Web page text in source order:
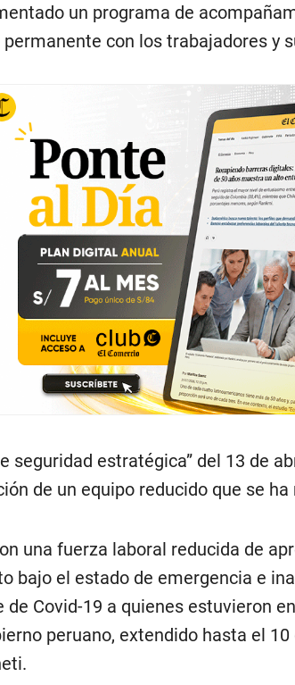
un programa de
con los trabajadores y
seguridad estratégica” del 13 de
de un equipo reducido que se
una fuerza laboral reducida de
bajo el estado de emergencia e
Covid-19 a quienes estuvieron
peruano, extendido hasta el